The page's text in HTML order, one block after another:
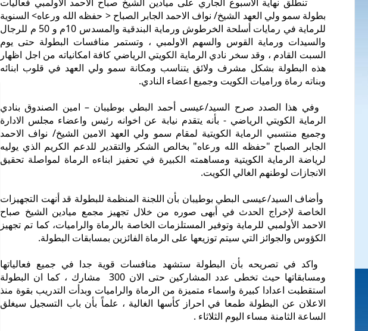
بطولة سمو ولي العهد الشيخ/ نواف الاحمد الجابر الصباح < حفظه الله ورعاه> السنوية
للرماية في رمايات أسلحة الخرطوش ورماية البندقية والمسدس 10م و 50 م للرجال
والسيدات ورماية القوس والسهم الاولمبي ، وتستمر منافسات البطولة حتى يوم
السبت القادم ، وقد سخر نادي الرماية الكويتي الرياضي كافة امكانياته من اجل اظهار
هذه البطولة بشكل مشرف ولائق يتناسب ومكانة سمو ولي العهد في قلوب ابنائه
وبناته رماة وراميات الكويت وجميع اعضاء النادي.
وفي هذا الصدد صرح السيد/عيسى أحمد البطي بوطيبان – امين الصندوق بنادي
الرماية الكويتي الرياضي - بأنه يتقدم نيابة عن اخوانه رئيس واعضاء مجلس الادارة
وجميع منتسبي الرماية الكويتية لمقام سمو ولي العهد الامين الشيخ/ نواف الاحمد
الجابر الصباح "حفظه الله ورعاه" بخالص الشكر والتقدير للدعم الكريم الذي يوليه
لرياضة الرماية الكويتية ومساهمته الكبيرة في تحفيز ابناءه الرماة لمواصلة تحقيق
الانجازات لوطنهم الغالي الكويت.
وأضاف السيد/عيسى البطي بوطيبان بأن اللجنة المنظمة للبطولة قد أنهت التجهيزات
الخاصة لإخراج الحدث في أبهى صوره من خلال تجهيز مجمع ميادين الشيخ صباح
الاحمد الأولمبي للرماية وتوفير المستلزمات الخاصة بالرماة والراميات، كما تم تجهيز
الكؤوس والجوائز التي سيتم توزيعها على الرماة الفائزين بمسابقات البطولة.
واكد في تصريحه بأن البطولة ستشهد منافسات قوية جدا في جميع فعالياتها
ومسابقاتها حيث تخطى عدد المشاركين حتى الان 300 مشارك ، كما ان البطولة
استقطبت اعدادا كبيرة واسماء متميزة من الرماة والراميات وبدأت التدريب بقوة منذ
الاعلان عن البطولة طمعا في احراز كأسها الغالية ، علماً بأن باب التسجيل سيغلق
الساعة الثامنة مساء اليوم الثلاثاء .